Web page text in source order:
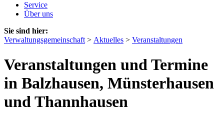
Service
Über uns
Sie sind hier:
Verwaltungsgemeinschaft > Aktuelles > Veranstaltungen
Veranstaltungen und Termine
in Balzhausen, Münsterhausen
und Thannhausen